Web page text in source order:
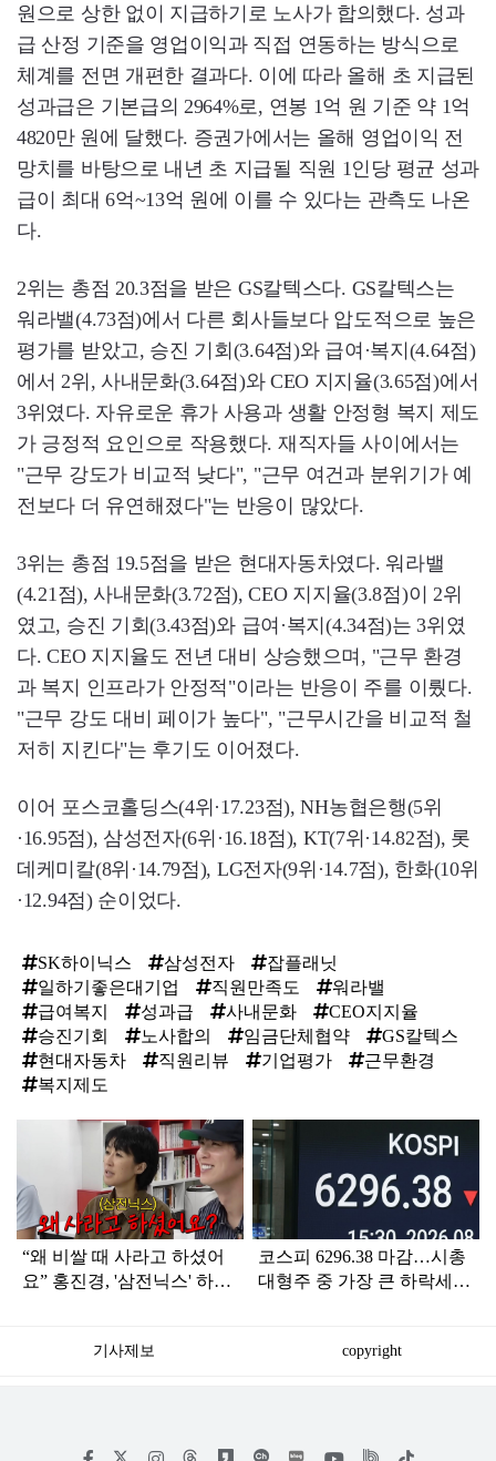
원으로 상한 없이 지급하기로 노사가 합의했다. 성과
급 산정 기준을 영업이익과 직접 연동하는 방식으로
체계를 전면 개편한 결과다. 이에 따라 올해 초 지급된
성과급은 기본급의 2964%로, 연봉 1억 원 기준 약 1억
4820만 원에 달했다. 증권가에서는 올해 영업이익 전
망치를 바탕으로 내년 초 지급될 직원 1인당 평균 성과
급이 최대 6억~13억 원에 이를 수 있다는 관측도 나온
다.
2위는 총점 20.3점을 받은 GS칼텍스다. GS칼텍스는
워라밸(4.73점)에서 다른 회사들보다 압도적으로 높은
평가를 받았고, 승진 기회(3.64점)와 급여·복지(4.64점)
에서 2위, 사내문화(3.64점)와 CEO 지지율(3.65점)에서
3위였다. 자유로운 휴가 사용과 생활 안정형 복지 제도
가 긍정적 요인으로 작용했다. 재직자들 사이에서는
"근무 강도가 비교적 낮다", "근무 여건과 분위기가 예
전보다 더 유연해졌다"는 반응이 많았다.
3위는 총점 19.5점을 받은 현대자동차였다. 워라밸
(4.21점), 사내문화(3.72점), CEO 지지율(3.8점)이 2위
였고, 승진 기회(3.43점)와 급여·복지(4.34점)는 3위였
다. CEO 지지율도 전년 대비 상승했으며, "근무 환경
과 복지 인프라가 안정적"이라는 반응이 주를 이뤘다.
"근무 강도 대비 페이가 높다", "근무시간을 비교적 철
저히 지킨다"는 후기도 이어졌다.
이어 포스코홀딩스(4위·17.23점), NH농협은행(5위
·16.95점), 삼성전자(6위·16.18점), KT(7위·14.82점), 롯
데케미칼(8위·14.79점), LG전자(9위·14.7점), 한화(10위
·12.94점) 순이었다.
SK하이닉스 삼성전자
잡플래닛
일하기좋은대기업
직원만족도
워라밸
급여복지
성과급 사내문화
CEO지지율
승진기회
노사합의 임금단체협약
GS칼텍스
현대자동차
직원리뷰 기업평가
근무환경
복지제도
인
“왜 비쌀 때 사라고 하셨어
요” 홍진경, '삼전닉스' 하락
코스피 6296.38 마감…시총
대형주 중 가장 큰 하락세를
기사제보 copyright